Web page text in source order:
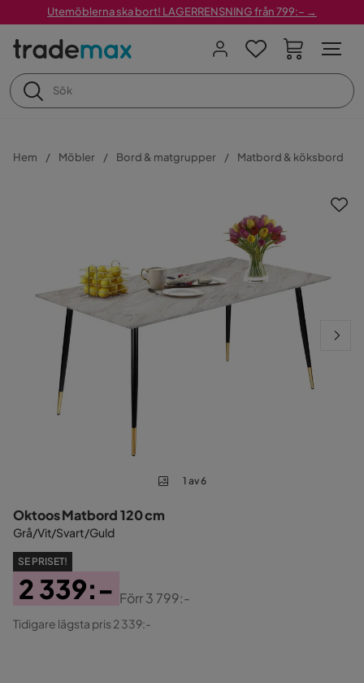
Utemöblerna ska bort! LAGERRENSNING från 799:– →
Hem Möbler Bord & matgrupper Matbord & köksbord
1 av 6
Oktoos Matbord 120 cm
Grå/Vit/Svart/Guld
SE PRISET!
Pris
2 339:-
Original
Förr3 799:-
Tidigare lägsta pris 2 339:-